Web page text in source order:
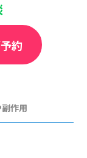
約
作用